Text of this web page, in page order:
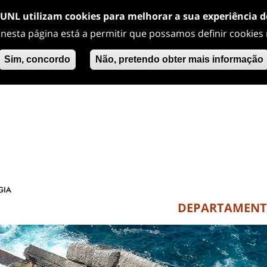
UNL utilizam cookies para melhorar a sua experiência
página está a permitir que possamos definir
Sim, concordo Não, pretendo obter mais informação